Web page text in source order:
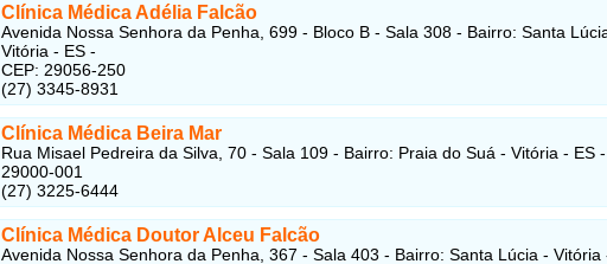
Clínica Médica Adélia Falcão
Avenida Nossa Senhora da Penha, 699 - Bloco B - Sala 308 - Bairro: Santa
Vitória - ES -
CEP: 29056-250
(27) 3345-8931
Clínica Médica Beira Mar
Rua Misael Pedreira da Silva, 70 - Sala 109 - Bairro: Praia do Suá - Vitória - ES
29000-001
(27) 3225-6444
Clínica Médica Doutor Alceu Falcão
Avenida Nossa Senhora da Penha, 367 - Sala 403 - Bairro: Santa Lúcia - Vitória